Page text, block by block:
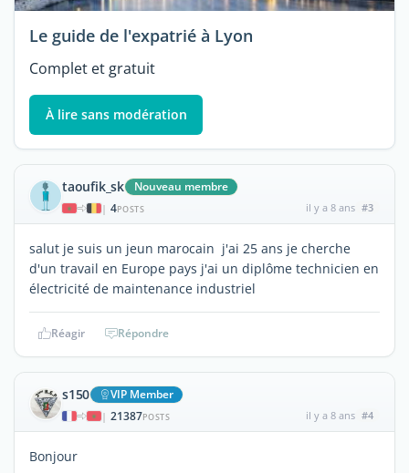
Le guide de l'expatrié à Lyon
Complet et gratuit
À lire sans modération
taoufik_sk Nouveau membre
| 4POSTS il y a 8 ans #3
salut je suis un jeun marocain j'ai 25 ans je cherche
d'un travail en Europe pays j'ai un diplôme technicien en
électricité de maintenance industriel
Réagir Répondre
s150 VIP Member
| 21387POSTS il y a 8 ans #4
Bonjour